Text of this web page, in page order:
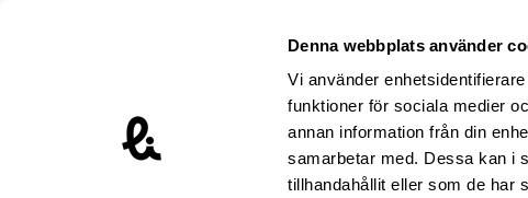
Denna webbplats använder
Vi använder
funktioner för sociala medier
annan information från din
samarbetar med. Dessa kan i
tillhandahållit eller som de har
Livsmedelsföretagen – till startsidan
Arbetsmiljöguiden / Inspektion från